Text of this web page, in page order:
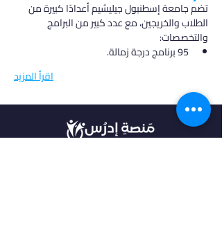
تضم جامعة إسطنبول جيليشيم أعدادًا كبيرة من
الطلاب والخريجين، مع عدد كبير من البرامج
والتخصصات:
95 برنامج درجة زمالة.
اقرأ المزيد